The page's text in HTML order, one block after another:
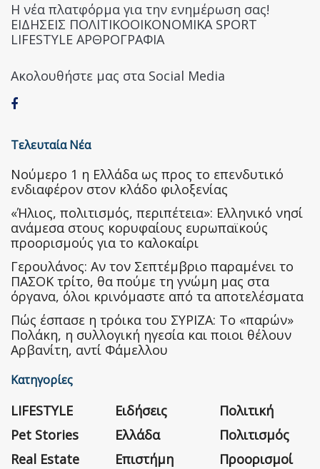
Η νέα πλατφόρμα για την ενημέρωση σας!
ΕΙΔΗΣΕΙΣ ΠΟΛΙΤΙΚΟΟΙΚΟΝΟΜΙΚΑ SPORT
LIFESTYLE ΑΡΘΡΟΓΡΑΦΙΑ
Ακολουθήστε μας στα Social Media
Τελευταία Νέα
Nούμερο 1 η Ελλάδα ως προς το επενδυτικό
ενδιαφέρον στον κλάδο φιλοξενίας
«Ήλιος, πολιτισμός, περιπέτεια»: Ελληνικό νησί
ανάμεσα στους κορυφαίους ευρωπαϊκούς
προορισμούς για το καλοκαίρι
Γερουλάνος: Αν τον Σεπτέμβριο παραμένει το
ΠΑΣΟΚ τρίτο, θα πούμε τη γνώμη μας στα
όργανα, όλοι κρινόμαστε από τα αποτελέσματα
Πώς έσπασε η τρόικα του ΣΥΡΙΖΑ: Το «παρών»
Πολάκη, η συλλογική ηγεσία και ποιοι θέλουν
Αρβανίτη, αντί Φάμελλου
Κατηγορίες
LIFESTYLE
Pet Stories
Real Estate
Ειδήσεις
Ελλάδα
Επιστήμη
Πολιτική
Πολιτισμός
Προορισμοί